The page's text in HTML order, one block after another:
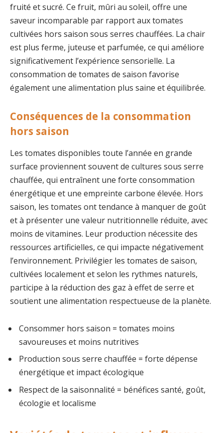
fruité et sucré. Ce fruit, mûri au soleil, offre une
saveur incomparable par rapport aux tomates
cultivées hors saison sous serres chauffées. La chair
est plus ferme, juteuse et parfumée, ce qui améliore
significativement l’expérience sensorielle. La
consommation de tomates de saison favorise
également une alimentation plus saine et équilibrée.
Conséquences de la consommation
hors saison
Les tomates disponibles toute l’année en grande
surface proviennent souvent de cultures sous serre
chauffée, qui entraînent une forte consommation
énergétique et une empreinte carbone élevée. Hors
saison, les tomates ont tendance à manquer de goût
et à présenter une valeur nutritionnelle réduite, avec
moins de vitamines. Leur production nécessite des
ressources artificielles, ce qui impacte négativement
l’environnement. Privilégier les tomates de saison,
cultivées localement et selon les rythmes naturels,
participe à la réduction des gaz à effet de serre et
soutient une alimentation respectueuse de la planète.
Consommer hors saison = tomates moins
savoureuses et moins nutritives
Production sous serre chauffée = forte dépense
énergétique et impact écologique
Respect de la saisonnalité = bénéfices santé, goût,
écologie et localisme